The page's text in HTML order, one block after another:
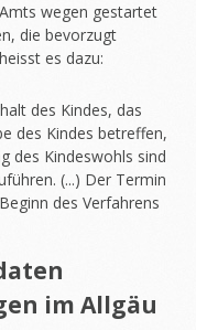
wegen gestartet
die bevorzugt
es dazu:
des Kindes, das
des Kindes betreffen,
des Kindeswohls sind
(...) Der Termin
des Verfahrens
im Allgäu